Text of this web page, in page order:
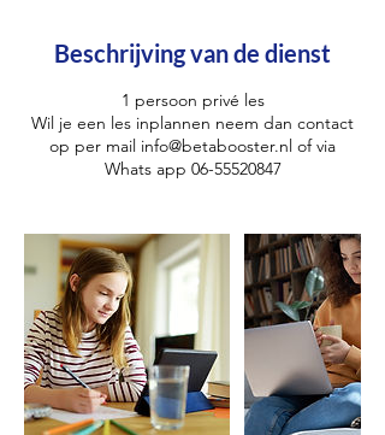
Beschrijving van de dienst
1 persoon privé les
Wil je een les inplannen neem dan contact
op per mail info@betabooster.nl of via
Whats app 06-55520847